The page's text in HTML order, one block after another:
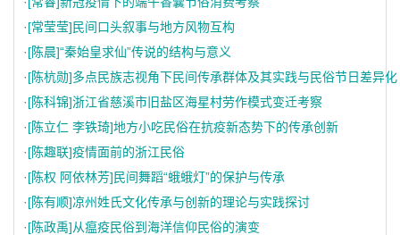
·[常莹莹]民间口头叙事与地方风物互构
·[陈晨]“秦始皇求仙”传说的结构与意义
·[陈杭勋]多点民族志视角下民间传承群体及其实践与民俗节日差异化
·[陈科锦]浙江省慈溪市旧盐区海星村劳作模式变迁考察
·[陈立仁 李铁琦]地方小吃民俗在抗疫新态势下的传承创新
·[陈趣联]疫情面前的浙江民俗
·[陈权 阿依林芳]民间舞蹈“蛾蛾灯”的保护与传承
·[陈有顺]凉州姓氏文化传承与创新的理论与实践探讨
·[陈政禹]从瘟疫民俗到海洋信仰民俗的演变